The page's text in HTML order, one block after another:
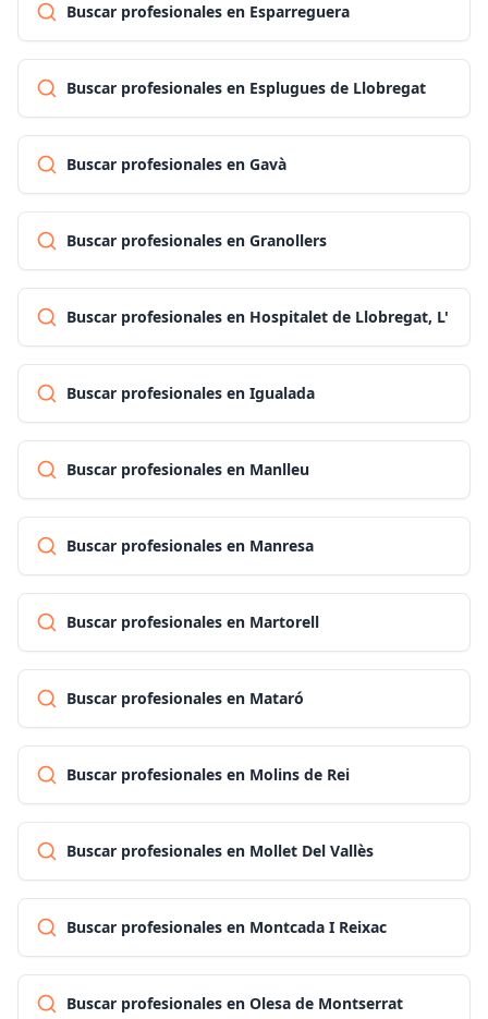
Buscar profesionales en Esparreguera
Buscar profesionales en Esplugues de Llobregat
Buscar profesionales en Gavà
Buscar profesionales en Granollers
Buscar profesionales en Hospitalet de Llobregat, L'
Buscar profesionales en Igualada
Buscar profesionales en Manlleu
Buscar profesionales en Manresa
Buscar profesionales en Martorell
Buscar profesionales en Mataró
Buscar profesionales en Molins de Rei
Buscar profesionales en Mollet Del Vallès
Buscar profesionales en Montcada I Reixac
Buscar profesionales en Olesa de Montserrat